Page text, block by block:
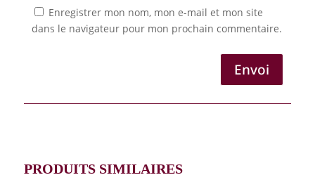
Enregistrer mon nom, mon e-mail et mon site
dans le navigateur pour mon prochain commentaire.
Envoi
PRODUITS SIMILAIRES